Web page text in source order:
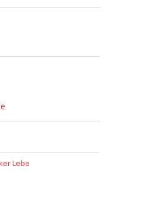
Lebe